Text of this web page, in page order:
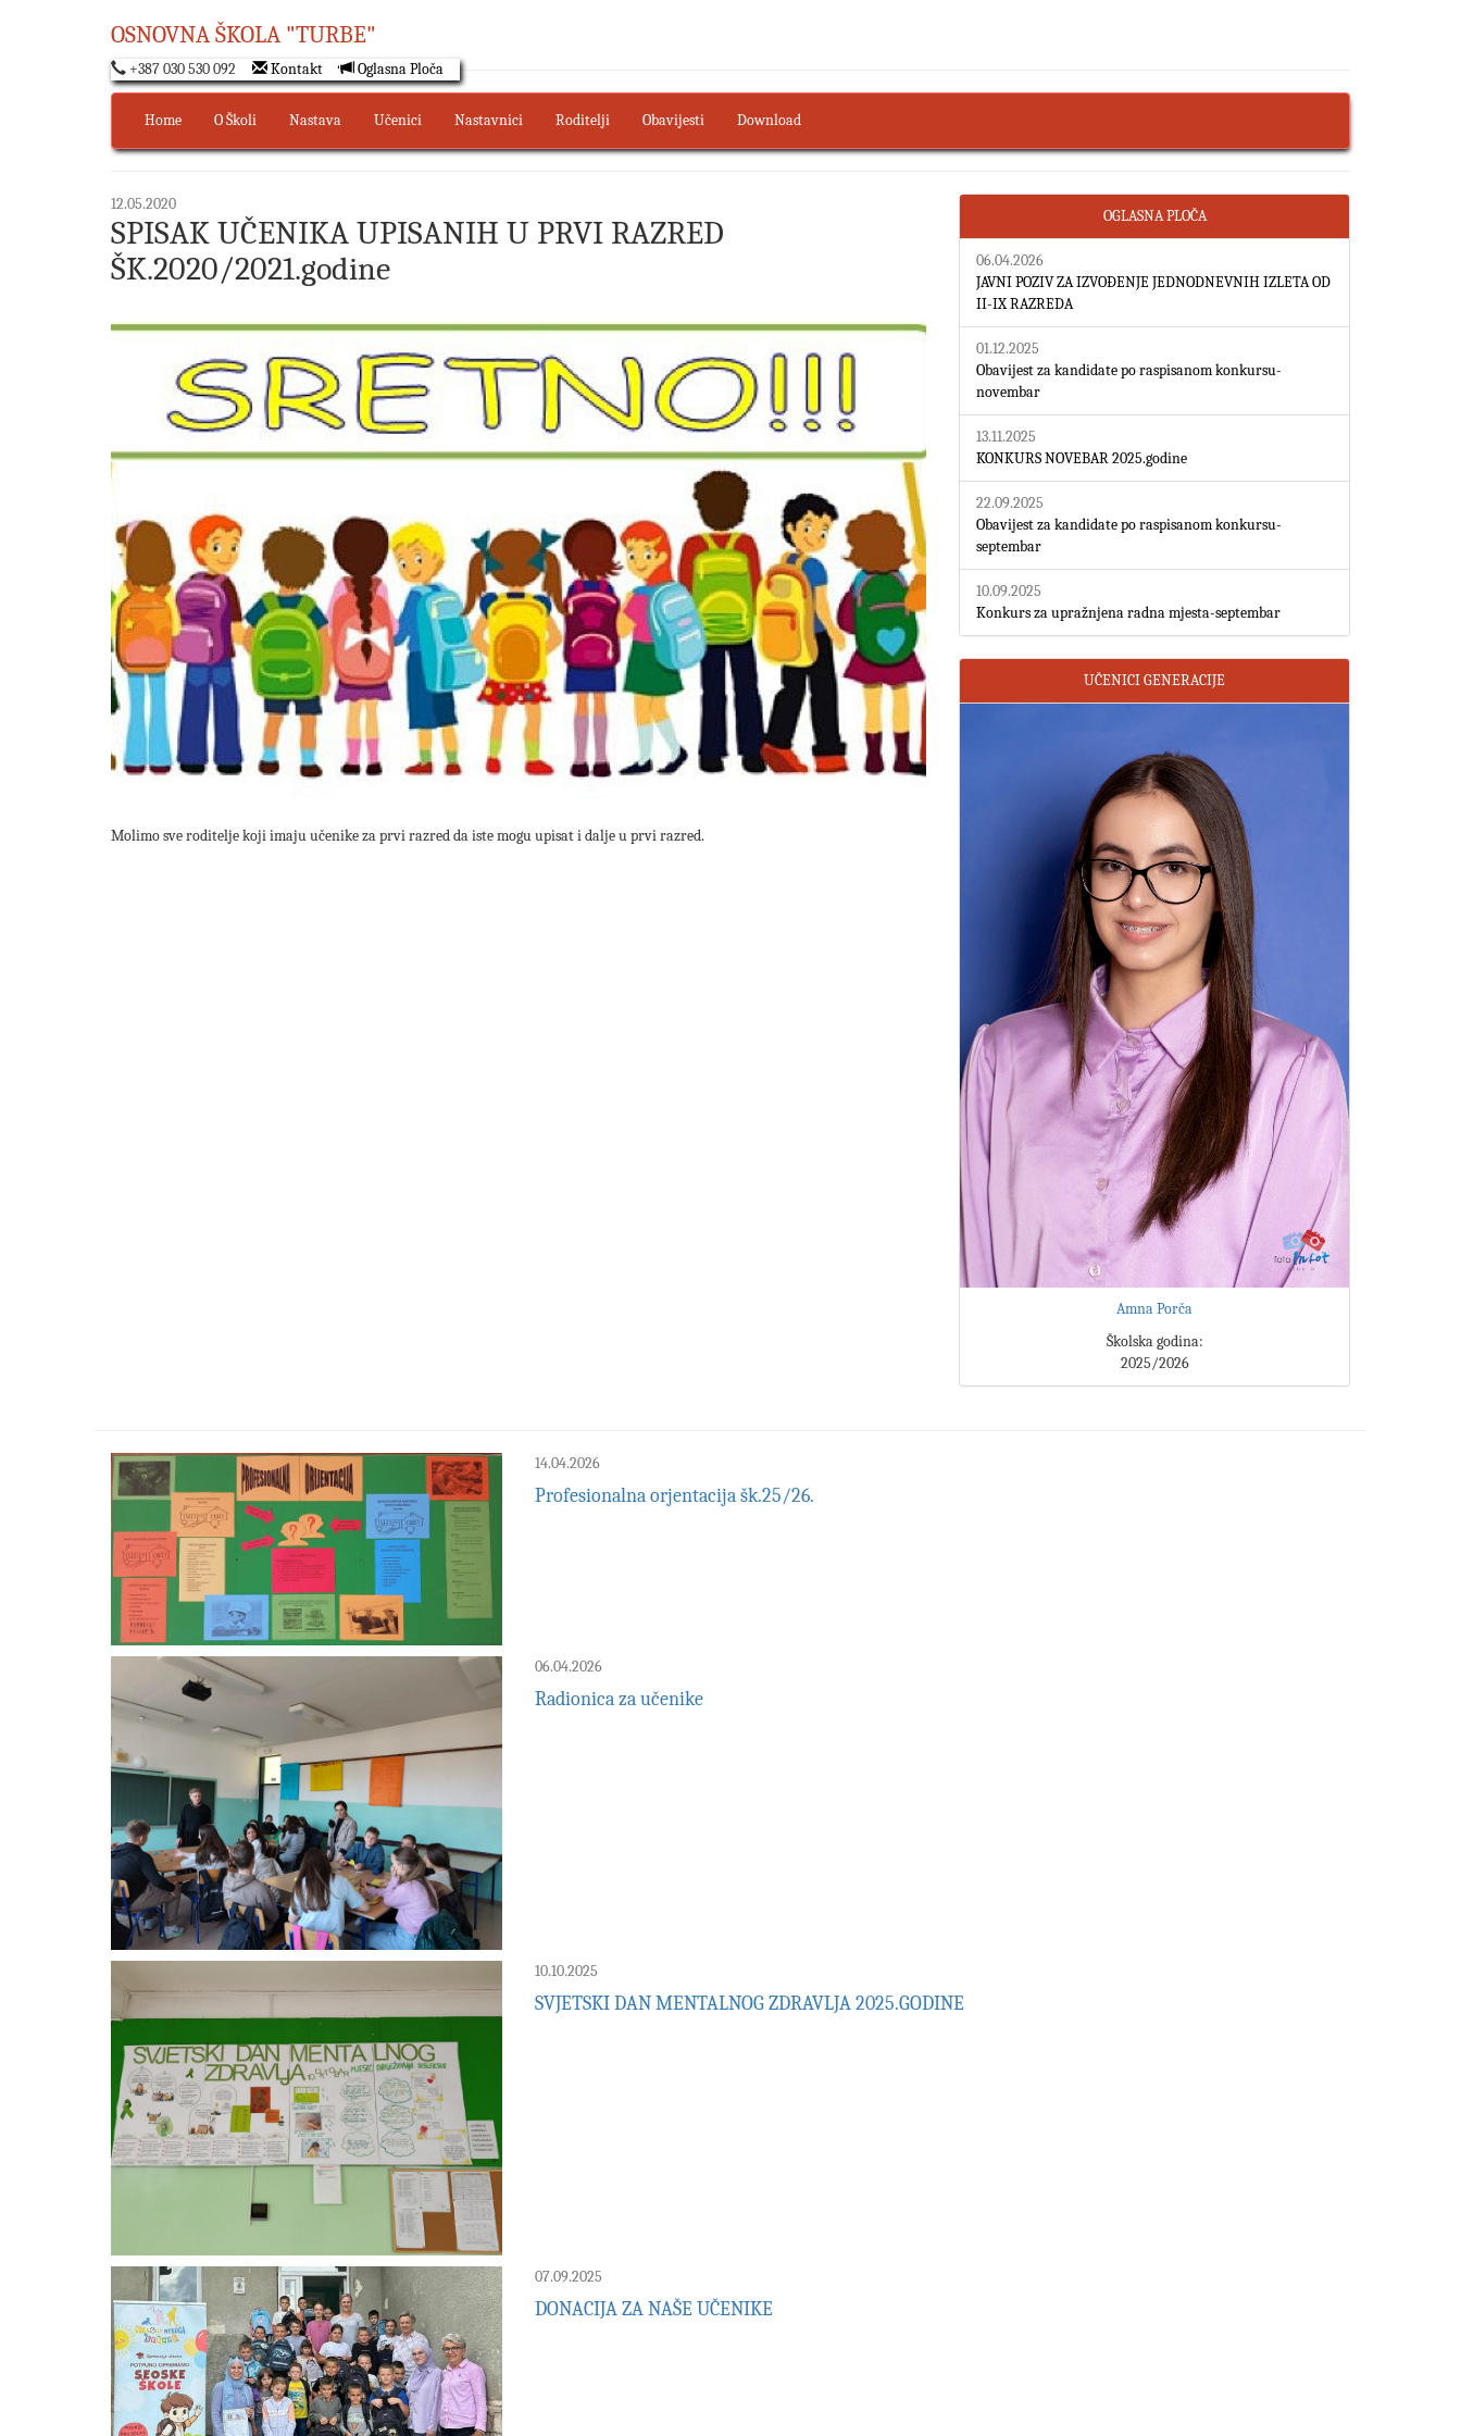
OSNOVNA ŠKOLA "TURBE"
+387 030 530 092 Kontakt Oglasna Ploča
Home O Školi Nastava Učenici Nastavnici Roditelji Obavijesti Download
12.05.2020
SPISAK UČENIKA UPISANIH U PRVI RAZRED
ŠK.2020/2021.godine
Molimo sve roditelje koji imaju učenike za prvi razred da iste mogu upisat i dalje u prvi razred.
OGLASNA PLOČA
06.04.2026
JAVNI POZIV ZA IZVOĐENJE JEDNODNEVNIH IZLETA OD
II-IX RAZREDA
01.12.2025
Obavijest za kandidate po raspisanom konkursu-
novembar
13.11.2025
KONKURS NOVEBAR 2025.godine
22.09.2025
Obavijest za kandidate po raspisanom konkursu-
septembar
10.09.2025
Konkurs za upražnjena radna mjesta-septembar
UČENICI GENERACIJE
Amna Porča
Školska godina:
2025/2026
14.04.2026
Profesionalna orjentacija šk.25/26.
06.04.2026
Radionica za učenike
10.10.2025
SVJETSKI DAN MENTALNOG ZDRAVLJA 2025.GODINE
07.09.2025
DONACIJA ZA NAŠE UČENIKE